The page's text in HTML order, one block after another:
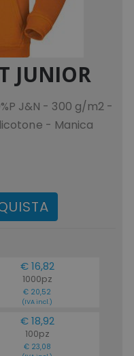
JUNIOR
J&N - 300 g/m2 -
- Manica
€ 16,82
1000pz
€ 20,52
(IVA incl.)
€ 18,92
100pz
€ 23,08